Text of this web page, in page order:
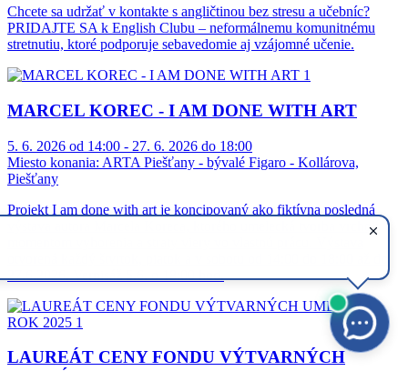
Chcete sa udržať v kontakte s angličtinou bez stresu a učebníc?
PRIDAJTE SA k English Clubu – neformálnemu komunitnému
stretnutiu, ktoré podporuje sebavedomie aj vzájomné učenie.
MARCEL KOREC - I AM DONE WITH ART
5. 6. 2026 od 14:00 - 27. 6. 2026 do 18:00
Miesto konania: ARTA Piešťany - bývalé Figaro - Kollárova,
Piešťany
Projekt I am done with art je koncipovaný ako fiktívna posledná
výstava autora Marcela Koreca, ktorého umelecká tvorba vrcholí
27.6.2026. Vernisáž 5.6. o 18:00 hod.
LAUREÁT CENY FONDU VÝTVARNÝCH